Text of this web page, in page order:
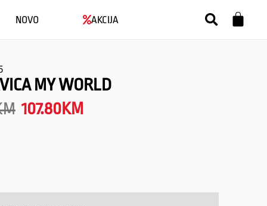
NOVO AKCIJA
MY WORLD
107.80KM